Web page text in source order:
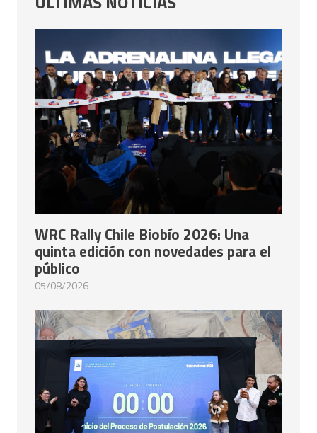
WRC Rally Chile Biobío 2026: Una
quinta edición con novedades para el
público
05/08/2026